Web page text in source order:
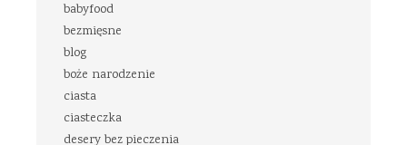
babyfood
bezmięsne
blog
boże narodzenie
ciasta
ciasteczka
desery bez pieczenia